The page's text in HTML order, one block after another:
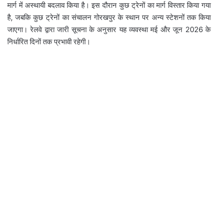
मार्ग में अस्थायी बदलाव किया है। इस दौरान कुछ ट्रेनों का मार्ग विस्तार किया गया
है, जबकि कुछ ट्रेनों का संचालन गोरखपुर के स्थान पर अन्य स्टेशनों तक किया
जाएगा। रेलवे द्वारा जारी सूचना के अनुसार यह व्यवस्था मई और जून 2026 के
निर्धारित दिनों तक प्रभावी रहेगी।